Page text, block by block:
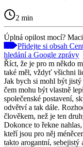
2 min
Úplná opilost mocí?
Přidejte si obsah
hledání a Google zprávy
Říct, že je pro m někdo
také měl, vždyť všichni
Jak bych si mohl být
čem mohu být vlastně
společenské postavení,
odvětví a tak dále.
člověkem, než je ten
Dokonce to řekne
kteří jsou pro něj
takto arogantní, sebejistý